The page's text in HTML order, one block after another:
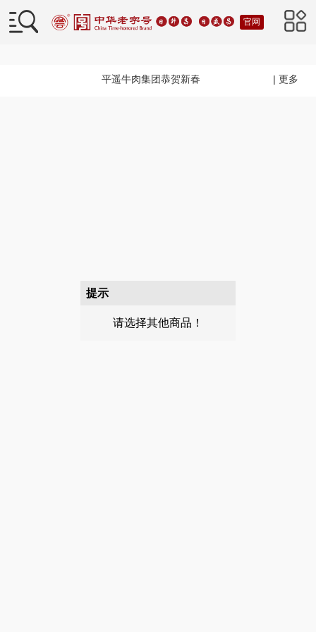
官网
平遥牛肉集团恭贺新春 | 更多
提示
请选择其他商品！